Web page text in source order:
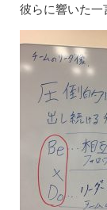
彼らに響いた一